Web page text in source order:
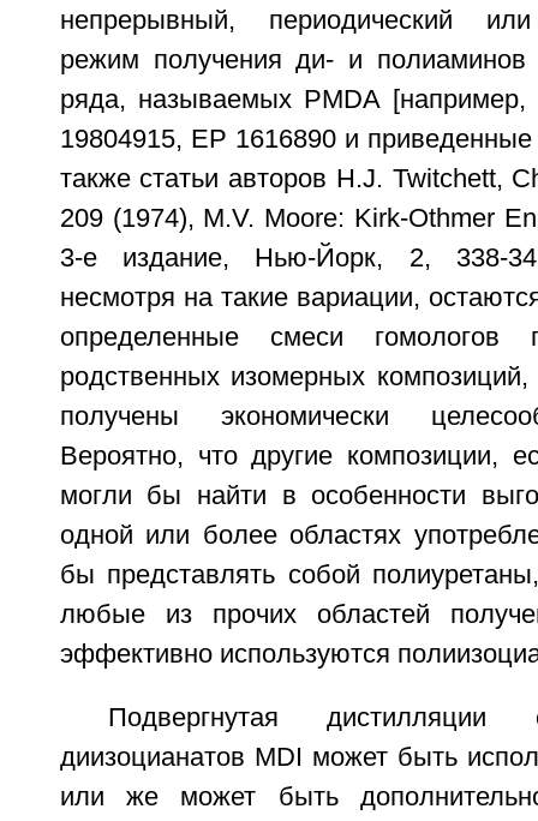
непрерывный, периодический
режим получения ди- и полиаминов
ряда, называемых PMDA
19804915, EP 1616890 и
также статьи авторов H.J. Twitchett,
209 (1974), M.V. Moore: Kirk-Othmer
3-е издание, Нью-Йорк, 2, 338-
несмотря на такие вариации,
определенные смеси гомологов
родственных изомерных
получены экономически
Вероятно, что другие композиции,
могли бы найти в особенности
одной или более областях
бы представлять собой
любые из прочих областей
эффективно используются
Подвергнутая дистилляции
диизоцианатов MDI может быть
или же может быть